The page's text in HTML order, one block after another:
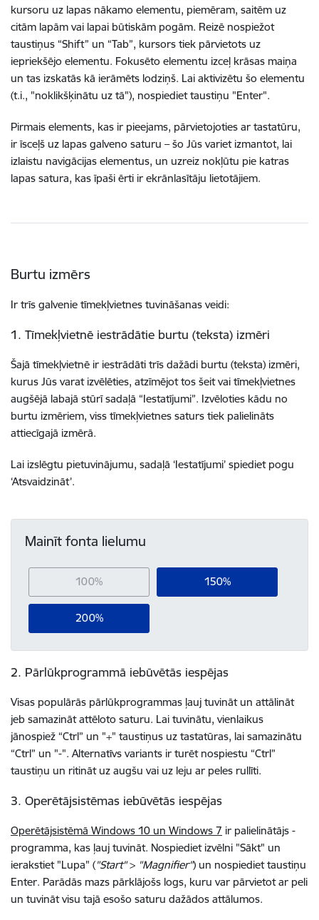
kursoru uz lapas nākamo elementu, piemēram, saitēm uz
citām lapām vai lapai būtiskām pogām. Reizē nospiežot
taustiņus “Shift” un “Tab”, kursors tiek pārvietots uz
iepriekšējo elementu. Fokusēto elementu izceļ krāsas maiņa
un tas izskatās kā ierāmēts lodziņš. Lai aktivizētu šo elementu
(t.i., "noklikšķinātu uz tā"), nospiediet taustiņu "Enter".
Pirmais elements, kas ir pieejams, pārvietojoties ar tastatūru,
ir īsceļš uz lapas galveno saturu – šo Jūs variet izmantot, lai
izlaistu navigācijas elementus, un uzreiz nokļūtu pie katras
lapas satura, kas īpaši ērti ir ekrānlasītāju lietotājiem.
Burtu izmērs
Ir trīs galvenie tīmekļvietnes tuvināšanas veidi:
1. Tīmekļvietnē iestrādātie burtu (teksta) izmēri
Šajā tīmekļvietnē ir iestrādāti trīs dažādi burtu (teksta) izmēri,
kurus Jūs varat izvēlēties, atzīmējot tos šeit vai tīmekļvietnes
augšējā labajā stūrī sadaļā “Iestatījumi”. Izvēloties kādu no
burtu izmēriem, viss tīmekļvietnes saturs tiek palielināts
attiecīgajā izmērā.
Lai izslēgtu pietuvinājumu, sadaļā ‘Iestatījumi’ spiediet pogu
‘Atsvaidzināt’.
Mainīt fonta lielumu
100% 150%
200%
2. Pārlūkprogrammā iebūvētās iespējas
Visas populārās pārlūkprogrammas ļauj tuvināt un attālināt
jeb samazināt attēloto saturu. Lai tuvinātu, vienlaikus
jānospiež “Ctrl” un "+" taustiņus uz tastatūras, lai samazinātu
“Ctrl” un "-". Alternatīvs variants ir turēt nospiestu “Ctrl”
taustiņu un ritināt uz augšu vai uz leju ar peles rullīti.
3. Operētājsistēmas iebūvētās iespējas
Operētājsistēmā Windows 10 un Windows 7 ir palielinātājs -
programma, kas ļauj tuvināt. Nospiediet izvēlni "Sākt" un
ierakstiet "Lupa" ("Start"> "Magnifier") un nospiediet taustiņu
Enter. Parādās mazs pārklājošs logs, kuru var pārvietot ar peli
un tuvināt visu tajā esošo saturu dažādos attālumos.